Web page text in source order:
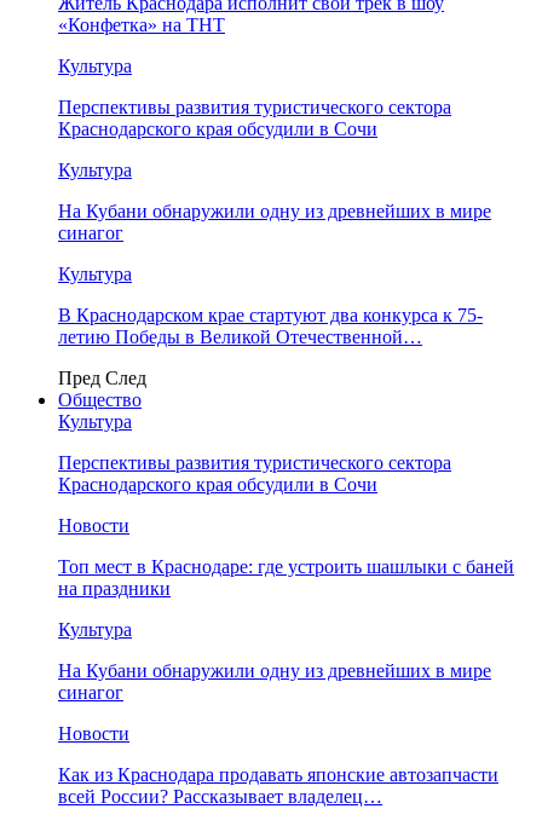
«Конфетка» на ТНТ
Культура
Перспективы развития туристического сектора
Краснодарского края обсудили в Сочи
Культура
На Кубани обнаружили одну из древнейших в мире
синагог
Культура
В Краснодарском крае стартуют два конкурса к 75-
летию Победы в Великой Отечественной…
Пред След
Общество
Культура
Перспективы развития туристического сектора
Краснодарского края обсудили в Сочи
Новости
Топ мест в Краснодаре: где устроить шашлыки с баней
на праздники
Культура
На Кубани обнаружили одну из древнейших в мире
синагог
Новости
Как из Краснодара продавать японские автозапчасти
всей России? Рассказывает владелец…